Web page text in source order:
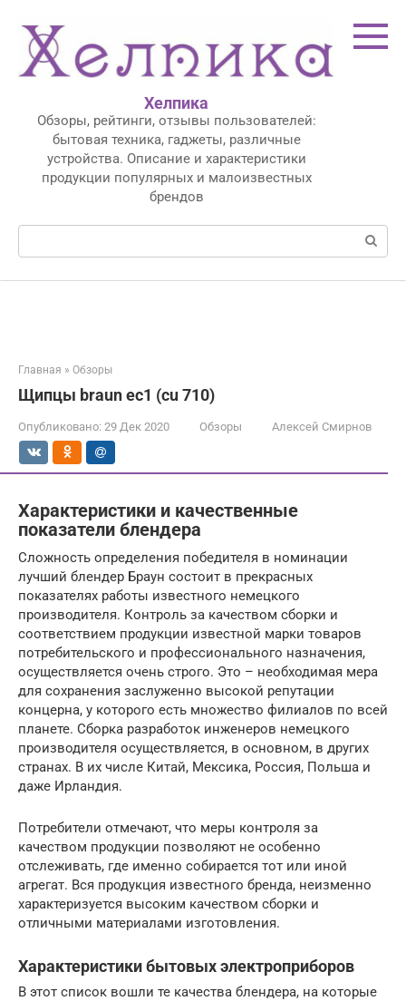
контенту
Хелпика
Обзоры, рейтинги, отзывы пользователей:
бытовая техника, гаджеты, различные
устройства. Описание и характеристики
продукции популярных и малоизвестных
брендов
Поиск:
Главная » Обзоры
Щипцы braun ec1 (cu 710)
Опубликовано: 29 Дек 2020 Обзоры Алексей Смирнов
Характеристики и качественные
показатели блендера
Сложность определения победителя в номинации
лучший блендер Браун состоит в прекрасных
показателях работы известного немецкого
производителя. Контроль за качеством сборки и
соответствием продукции известной марки товаров
потребительского и профессионального назначения,
осуществляется очень строго. Это – необходимая мера
для сохранения заслуженно высокой репутации
концерна, у которого есть множество филиалов по всей
планете. Сборка разработок инженеров немецкого
производителя осуществляется, в основном, в других
странах. В их числе Китай, Мексика, Россия, Польша и
даже Ирландия.
Потребители отмечают, что меры контроля за
качеством продукции позволяют не особенно
отслеживать, где именно собирается тот или иной
агрегат. Вся продукция известного бренда, неизменно
характеризуется высоким качеством сборки и
отличными материалами изготовления.
Характеристики бытовых электроприборов
В этот список вошли те качества блендера, на которые